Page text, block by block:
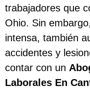
trabajadores que
Ohio. Sin
intensa, también
accidentes y
contar con un
Laborales En